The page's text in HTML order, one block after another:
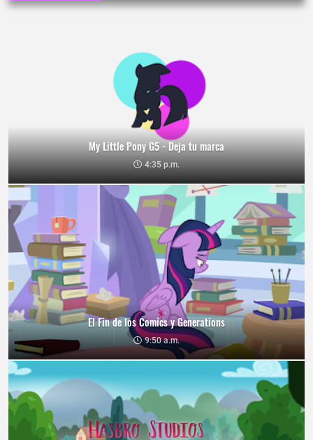
My Little Pony G5 - Deja tu marca
4:35 p.m.
El Fin de los Comics y Generations
9:50 a.m.